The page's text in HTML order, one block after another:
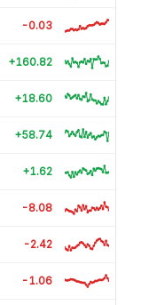
-0.03
+160.82
+18.60
+58.74
+1.62
-8.08
-2.42
-1.06